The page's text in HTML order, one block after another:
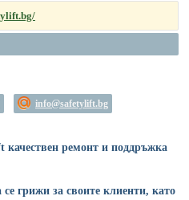
info@safetylift.bg
качествен ремонт и поддръжка
грижи за своите клиенти, като